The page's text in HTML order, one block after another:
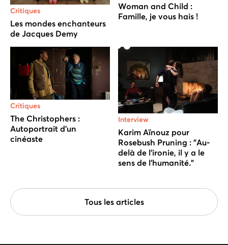
Critiques
Les mondes enchanteurs
de Jacques Demy
Woman and Child :
Famille, je vous hais !
Critiques
The Christophers :
Autoportrait d’un
cinéaste
Interview
Karim Aïnouz pour
Rosebush Pruning : "Au-
delà de l'ironie, il y a le
sens de l'humanité."
Tous les articles